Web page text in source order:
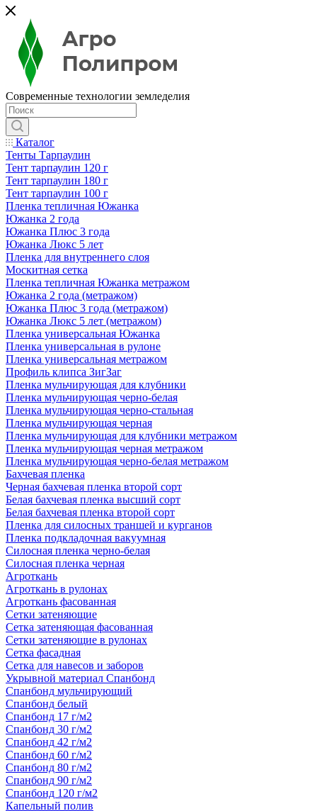
Современные технологии земледелия
Каталог
Тенты Тарпаулин
Тент тарпаулин 120 г
Тент тарпаулин 180 г
Тент тарпаулин 100 г
Пленка тепличная Южанка
Южанка 2 года
Южанка Плюс 3 года
Южанка Люкс 5 лет
Пленка для внутреннего слоя
Москитная сетка
Пленка тепличная Южанка метражом
Южанка 2 года (метражом)
Южанка Плюс 3 года (метражом)
Южанка Люкс 5 лет (метражом)
Пленка универсальная Южанка
Пленка универсальная в рулоне
Пленка универсальная метражом
Профиль клипса ЗигЗаг
Пленка мульчирующая для клубники
Пленка мульчирующая черно-белая
Пленка мульчирующая черно-стальная
Пленка мульчирующая черная
Пленка мульчирующая для клубники метражом
Пленка мульчирующая черная метражом
Пленка мульчирующая черно-белая метражом
Бахчевая пленка
Черная бахчевая пленка второй сорт
Белая бахчевая пленка высший сорт
Белая бахчевая пленка второй сорт
Пленка для силосных траншей и курганов
Пленка подкладочная вакуумная
Силосная пленка черно-белая
Силосная пленка черная
Агроткань
Агроткань в рулонах
Агроткань фасованная
Сетки затеняющие
Сетка затеняющая фасованная
Сетки затеняющие в рулонах
Сетка фасадная
Сетка для навесов и заборов
Укрывной материал Спанбонд
Спанбонд мульчирующий
Спанбонд белый
Спанбонд 17 г/м2
Спанбонд 30 г/м2
Спанбонд 42 г/м2
Спанбонд 60 г/м2
Спанбонд 80 г/м2
Спанбонд 90 г/м2
Спанбонд 120 г/м2
Капельный полив